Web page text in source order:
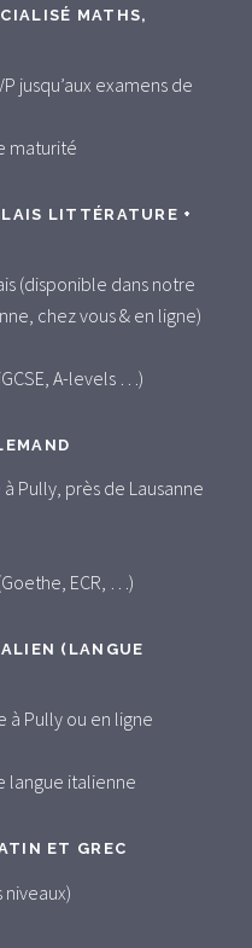
MATHS,
jusqu’aux examens de
maturité
LITTÉRATURE +
(disponible dans notre
chez vous & en ligne)
A-levels …)
Pully, près de Lausanne
ECR, …)
(LANGUE
à Pully ou en ligne
langue italienne
ET GREC
niveaux)